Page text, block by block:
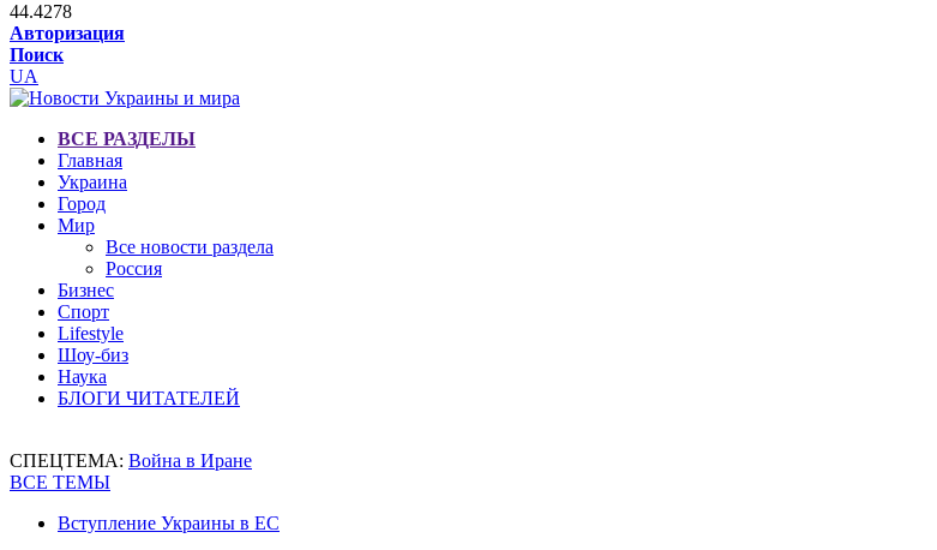
44.4278
Авторизация
Поиск
UA
ВСЕ РАЗДЕЛЫ
Главная
Украина
Город
Мир
Все новости раздела
Россия
Бизнес
Спорт
Lifestyle
Шоу-биз
Наука
БЛОГИ ЧИТАТЕЛЕЙ
СПЕЦТЕМА: Война в Иране
ВСЕ ТЕМЫ
Вступление Украины в ЕС